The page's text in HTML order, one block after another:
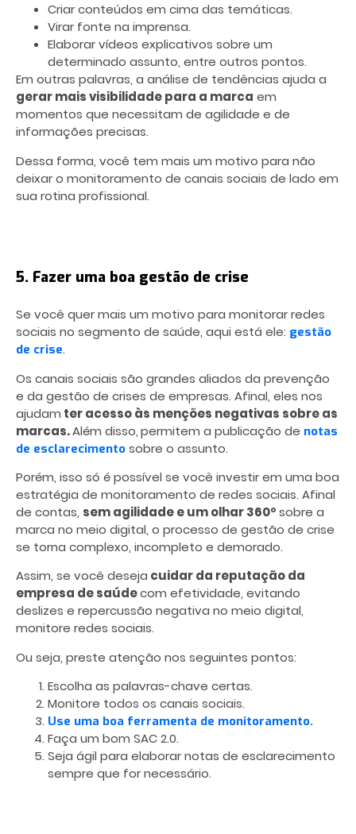
Criar conteúdos em cima das temáticas.
Virar fonte na imprensa.
Elaborar vídeos explicativos sobre um
determinado assunto, entre outros pontos.
Em outras palavras, a análise de tendências ajuda a
gerar mais visibilidade para a marca em
momentos que necessitam de agilidade e de
informações precisas.
Dessa forma, você tem mais um motivo para não
deixar o monitoramento de canais sociais de lado em
sua rotina profissional.
5. Fazer uma boa gestão de crise
Se você quer mais um motivo para monitorar redes
sociais no segmento de saúde, aqui está ele: gestão
de crise.
Os canais sociais são grandes aliados da prevenção
e da gestão de crises de empresas. Afinal, eles nos
ajudam ter acesso às menções negativas sobre as
marcas.Além disso,permitem a publicação de notas
de esclarecimento sobre o assunto.
Porém, isso só é possível se você investir em uma boa
estratégia de monitoramento de redes sociais. Afinal
de contas, sem agilidade e um olhar 360ºsobre a
marca no meio digital, o processo de gestão de crise
se torna complexo, incompleto e demorado.
Assim, se você deseja cuidar da reputação da
empresa de saúdecom efetividade, evitando
deslizes e repercussão negativa no meio digital,
monitore redes sociais.
Ou seja, preste atenção nos seguintes pontos:
Escolha as palavras-chave certas.
Monitore todos os canais sociais.
Use uma boa ferramenta de monitoramento.
Faça um bom SAC 2.0.
Seja ágil para elaborar notas de esclarecimento
sempre que for necessário.